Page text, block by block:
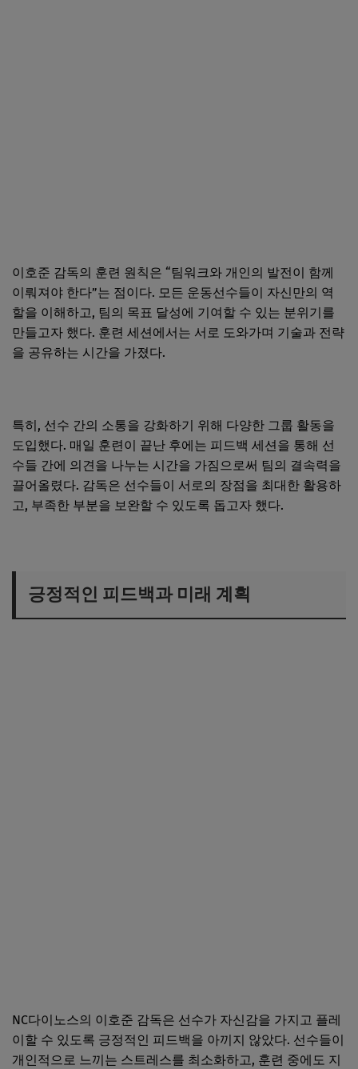
이호준 감독의 훈련 원칙은 “팀워크와 개인의 발전이 함께
이뤄져야 한다”는 점이다. 모든 운동선수들이 자신만의 역
할을 이해하고, 팀의 목표 달성에 기여할 수 있는 분위기를
만들고자 했다. 훈련 세션에서는 서로 도와가며 기술과 전략
을 공유하는 시간을 가졌다.
특히, 선수 간의 소통을 강화하기 위해 다양한 그룹 활동을
도입했다. 매일 훈련이 끝난 후에는 피드백 세션을 통해 선
수들 간에 의견을 나누는 시간을 가짐으로써 팀의 결속력을
끌어올렸다. 감독은 선수들이 서로의 장점을 최대한 활용하
고, 부족한 부분을 보완할 수 있도록 돕고자 했다.
긍정적인 피드백과 미래 계획
NC다이노스의 이호준 감독은 선수가 자신감을 가지고 플레
이할 수 있도록 긍정적인 피드백을 아끼지 않았다. 선수들이
개인적으로 느끼는 스트레스를 최소화하고, 훈련 중에도 지